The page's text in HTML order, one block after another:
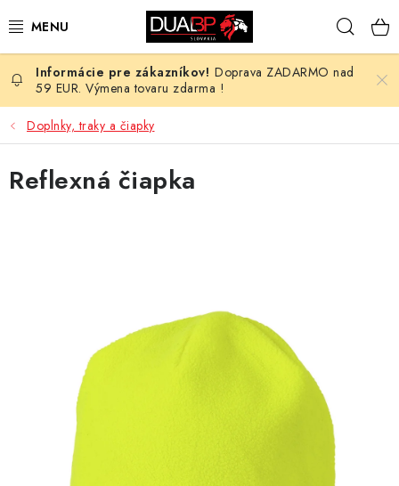
na
NOVÉ
PRACOVNÉ ODEVY
OBUV
% OUTLET
Doprava ZADARMO nad
59 EUR. Výmena tovaru zdarma !
Doplnky, traky a čiapky
Reflexná čiapka